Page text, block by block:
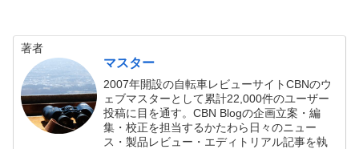
著者
マスター
2007年開設の自転車レビューサイトCBNのウ
ェブマスターとして累計22,000件のユーザー
投稿に目を通す。CBN Blogの企画立案・編
集・校正を担当するかたわら日々のニュー
ス・製品レビュー・エディトリアル記事を執